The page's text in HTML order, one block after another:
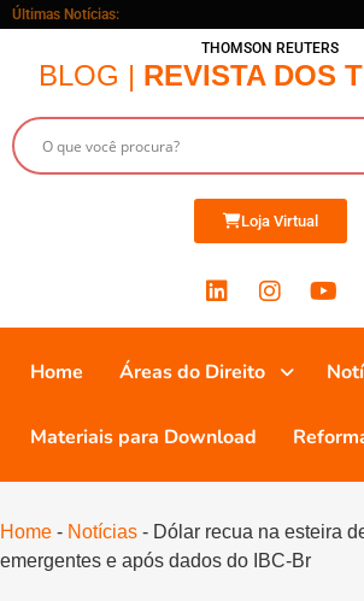
Últimas Notícias:
THOMSON REUTERS
BLOG | REVISTA DOS
Loja Virtual
Home Áreas do Direito
Materiais para Download
Home - Notícias - Dólar recua na esteira
emergentes e após dados do IBC-Br